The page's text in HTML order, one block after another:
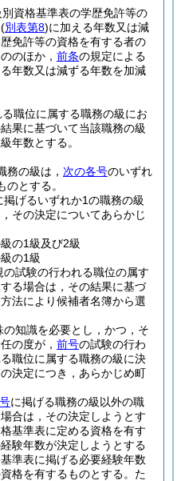
資格基準表の学歴免許等の
(別表第8)に加える年数又は減
免許等の資格を有する者の
のほか， 前条の規定による
年数又は減ずる年数を加減
職位に属する職務の級にお
果に基づいて当該職務の級
年数とする。
務の級は， 次の各号のいずれ
とする。
げるいずれか1の職務の級
その決定についてあらかじ
の1級及び2級
の1級
試験の行われる職位の属す
る場合は，その結果に基づ
法により候補者名簿から選
知識を必要とし，かつ，そ
の度が， 前号の試験の行わ
職位に属する職務の級に決
決定につき，あらかじめ町
に掲げる職務の級以外の職
合は，その決定しようとす
基準表に定める資格を有す
験年数が決定しようとする
準表に掲げる必要経験年数
格を有するものとする。 た